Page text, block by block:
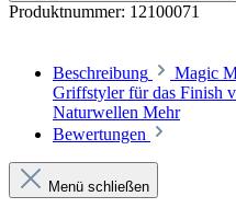
Produktnummer: 12100071
Beschreibung
Magic
Griffstyler für das Finish
Naturwellen Mehr
Bewertungen
Menü schließen